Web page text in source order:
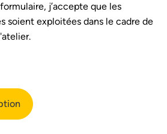
j’accepte que les
soient exploitées dans le cadre de